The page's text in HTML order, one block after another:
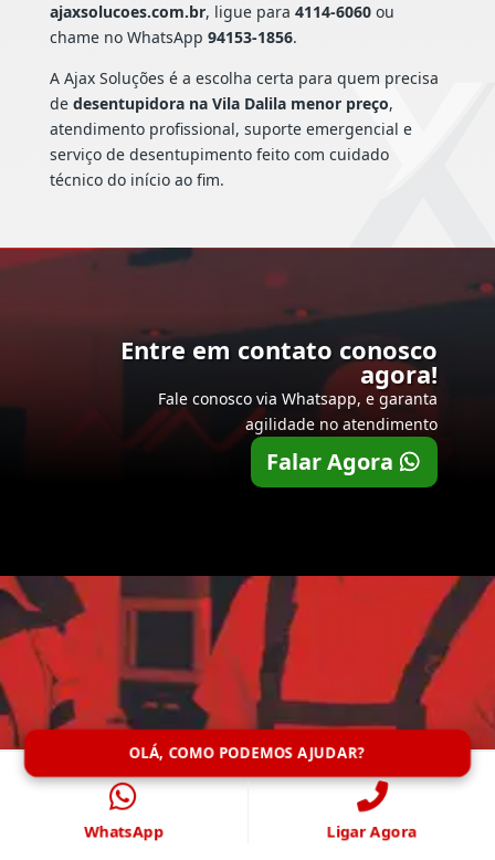
ajaxsolucoes.com.br, ligue para 4114-6060ou
chame no WhatsApp 94153-1856.
A Ajax Soluções é a escolha certa para quem precisa
de desentupidora na Vila Dalila menor preço,
atendimento profissional, suporte emergencial e
serviço de desentupimento feito com cuidado
técnico do início ao fim.
Entre em contato conosco
agora!
Fale conosco via Whatsapp, e garanta
agilidade no atendimento
Falar Agora
OLÁ, COMO PODEMOS AJUDAR?
WhatsApp Ligar Agora